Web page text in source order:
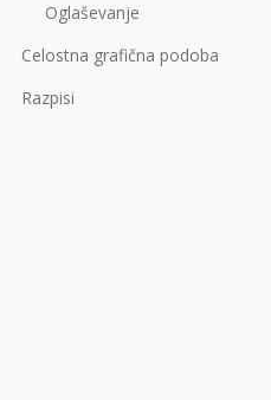
Oglaševanje
Celostna grafična podoba
Razpisi